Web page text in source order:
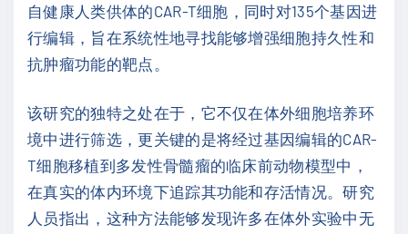
自健康人类供体的CAR-T细胞，同时对135个基因进
行编辑，旨在系统性地寻找能够增强细胞持久性和
抗肿瘤功能的靶点。
该研究的独特之处在于，它不仅在体外细胞培养环
境中进行筛选，更关键的是将经过基因编辑的CAR-
T细胞移植到多发性骨髓瘤的临床前动物模型中，
在真实的体内环境下追踪其功能和存活情况。研究
人员指出，这种方法能够发现许多在体外实验中无